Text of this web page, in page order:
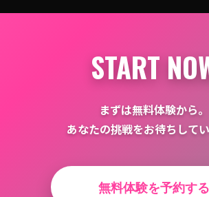
ョ
START
まずは無料体験から。
あなたの挑戦をお待ちしてい
無料体験を予約する